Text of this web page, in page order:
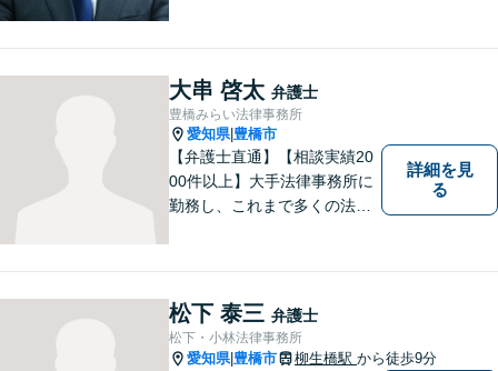
っていません
大串 啓太 弁護士
豊橋みらい法律事務所
愛知県| 豊橋市
【弁護士直通】【相談実績20
00件以上】大手法律事務所に
勤務し、これまで多くの法律
回30分は無料ですから、お気
軽にお電話ください。
詳細を見
る
松下 泰三 弁護士
松下・小林法律事務所
愛知県| 豊橋市 柳生橋駅 から徒歩9分